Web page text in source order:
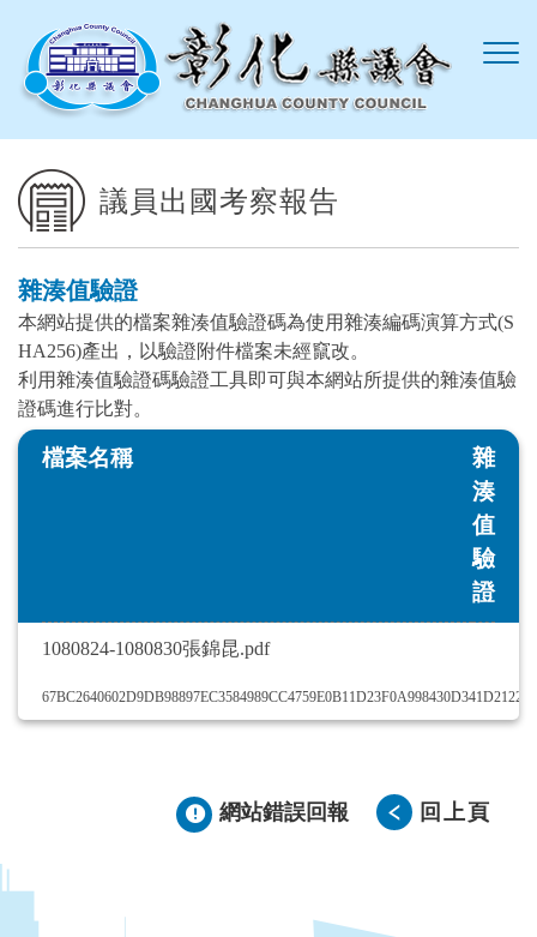
議員出國考察報告
雜湊值驗證
本網站提供的檔案雜湊值驗證碼為使用雜湊編碼演算方式(S
HA256)產出，以驗證附件檔案未經竄改。
利用雜湊值驗證碼驗證工具即可與本網站所提供的雜湊值驗
證碼進行比對。
檔案名稱
雜
湊
值
驗
證
1080824-1080830張錦昆.pdf
網站錯誤回報 回上頁